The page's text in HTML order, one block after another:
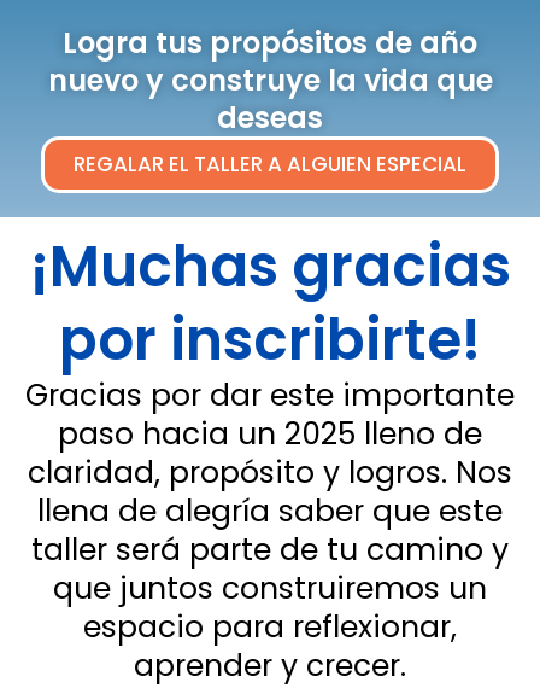
Logra tus propósitos de año
nuevo y construye la vida que
deseas
REGALAR EL TALLER A ALGUIEN ESPECIAL
¡Muchas gracias
por inscribirte!
Gracias por dar este importante
paso hacia un 2025 lleno de
claridad, propósito y logros. Nos
llena de alegría saber que este
taller será parte de tu camino y
que juntos construiremos un
espacio para reflexionar,
aprender y crecer.